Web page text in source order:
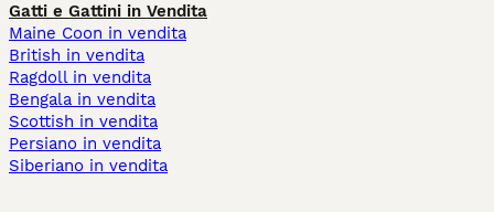
Gatti e Gattini in Vendita
Maine Coon in vendita
British in vendita
Ragdoll in vendita
Bengala in vendita
Scottish in vendita
Persiano in vendita
Siberiano in vendita